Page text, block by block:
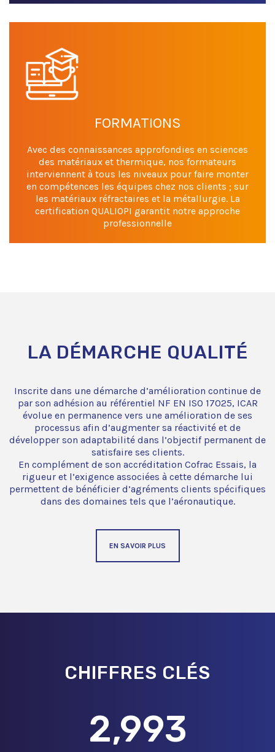
FORMATIONS
Avec des connaissances approfondies en sciences
des matériaux et thermique, nos formateurs
interviennent à tous les niveaux pour faire monter
en compétences les équipes chez nos clients ; sur
les matériaux réfractaires et la métallurgie. La
certification QUALIOPI garantit notre approche
professionnelle
LA DÉMARCHE QUALITÉ
Inscrite dans une démarche d’amélioration continue de
par son adhésion au référentiel NF EN ISO 17025, ICAR
évolue en permanence vers une amélioration de ses
processus afin d’augmenter sa réactivité et de
développer son adaptabilité dans l’objectif permanent de
satisfaire ses clients.
En complément de son accréditation Cofrac Essais, la
rigueur et l’exigence associées à cette démarche lui
permettent de bénéficier d’agréments clients spécifiques
dans des domaines tels que l’aéronautique.
EN SAVOIR PLUS
CHIFFRES CLÉS
3,000